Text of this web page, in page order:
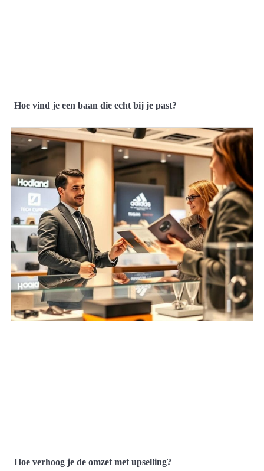
Hoe vind je een baan die echt bij je past?
Hoe verhoog je de omzet met upselling?